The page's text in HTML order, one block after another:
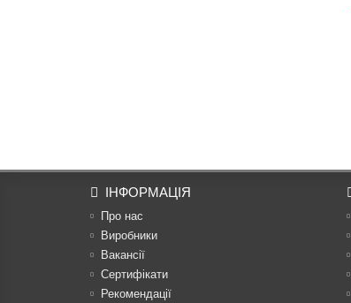
ІНФОРМАЦІЯ
Про нас
Виробники
Вакансії
Сертифікати
Рекомендації